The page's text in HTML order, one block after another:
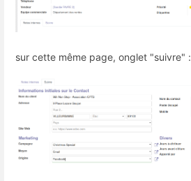
sur cette même page, onglet "suivre" :